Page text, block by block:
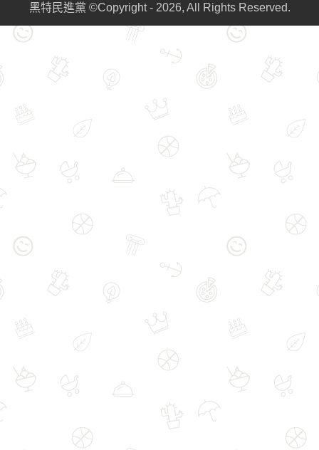
黑特民進黨 ©Copyright - 2026, All Rights Reserved.